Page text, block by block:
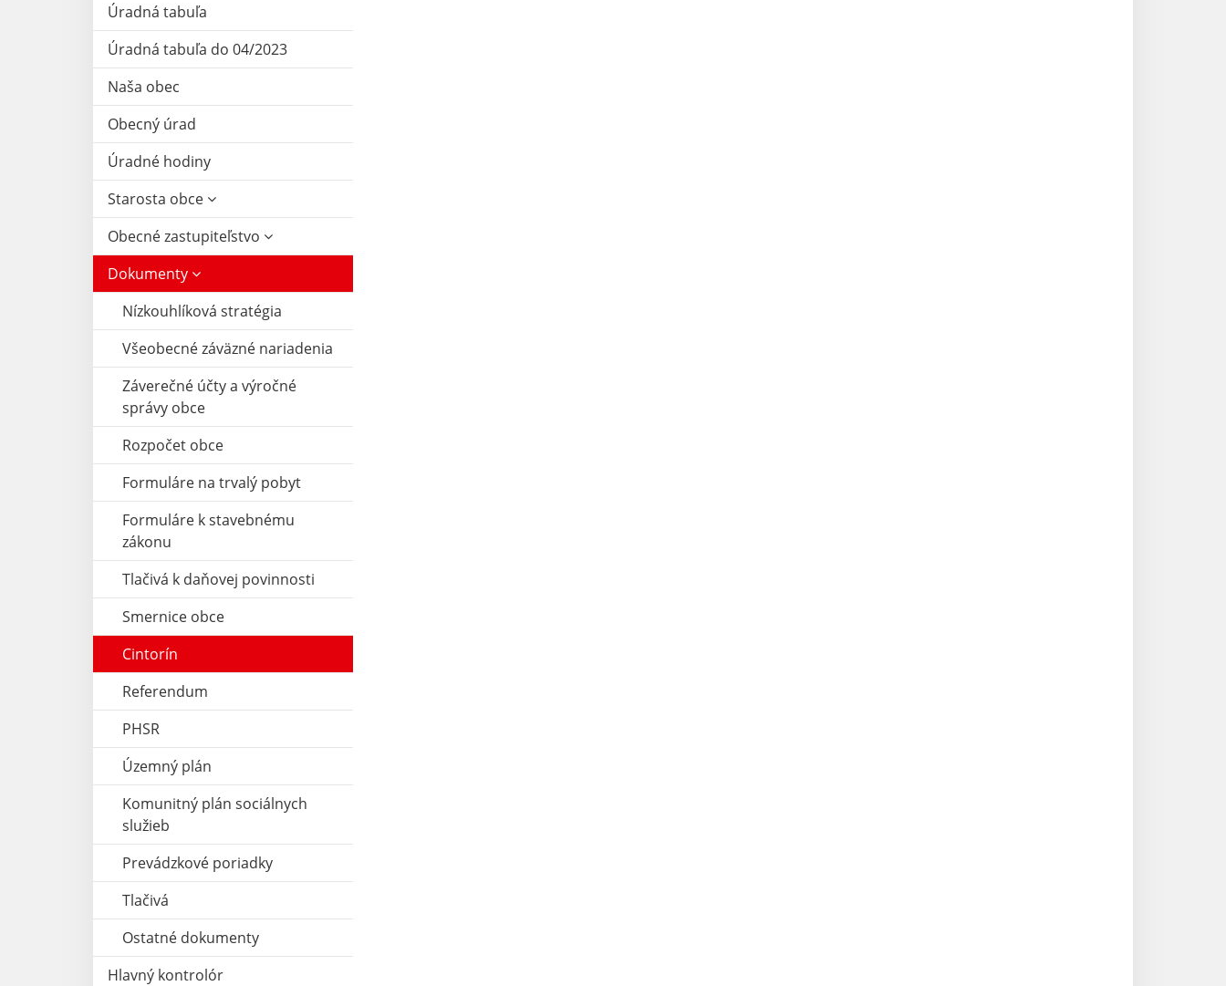
Úradná tabuľa
Úradná tabuľa do 04/2023
Naša obec
Obecný úrad
Úradné hodiny
Starosta obce
Obecné zastupiteľstvo
Dokumenty
Nízkouhlíková stratégia
Všeobecné záväzné nariadenia
Záverečné účty a výročné
správy obce
Rozpočet obce
Formuláre na trvalý pobyt
Formuláre k stavebnému
zákonu
Tlačivá k daňovej povinnosti
Smernice obce
Cintorín
Referendum
PHSR
Územný plán
Komunitný plán sociálnych
služieb
Prevádzkové poriadky
Tlačivá
Ostatné dokumenty
Hlavný kontrolór